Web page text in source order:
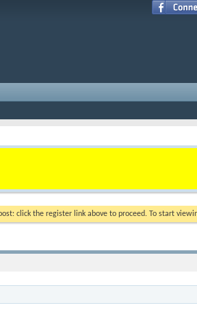
click the register link above to proceed. To start